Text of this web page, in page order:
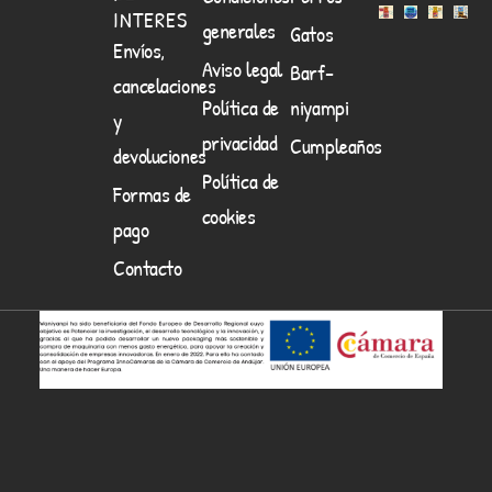
INTERES
Envíos,
cancelaciones
y
devoluciones
Formas de
pago
Contacto
generales
Aviso legal
Política de
privacidad
Política de
cookies
Gatos
Barf-
niyampi
Cumpleaños